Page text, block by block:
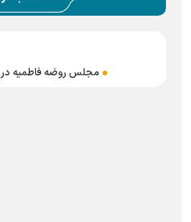
مجلس روضه فاطمیه